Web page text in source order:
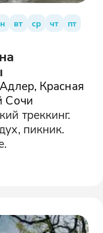
вт ср чт
пт
Красная
Сочи
треккинг.
пикник.